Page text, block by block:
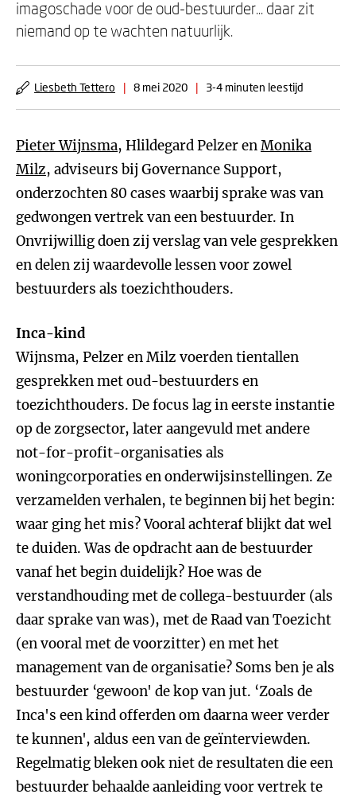
imagoschade voor de oud-bestuurder... daar zit
niemand op te wachten natuurlijk.
Liesbeth Tettero | 8 mei 2020 | 3-4 minuten leestijd
Pieter Wijnsma, Hlildegard Pelzer enMonika
Milz, adviseurs bij Governance Support,
onderzochten 80 cases waarbij sprake was van
gedwongen vertrek van een bestuurder. In
Onvrijwillig doen zij verslag van vele gesprekken
en delen zij waardevolle lessen voor zowel
bestuurders als toezichthouders.
Inca-kind
Wijnsma, Pelzer en Milz voerden tientallen
gesprekken met oud-bestuurders en
toezichthouders. De focus lag in eerste instantie
op de zorgsector, later aangevuld met andere
not-for-profit-organisaties als
woningcorporaties en onderwijsinstellingen. Ze
verzamelden verhalen, te beginnen bij het begin:
waar ging het mis? Vooral achteraf blijkt dat wel
te duiden. Was de opdracht aan de bestuurder
vanaf het begin duidelijk? Hoe was de
verstandhouding met de collega-bestuurder (als
daar sprake van was), met de Raad van Toezicht
(en vooral met de voorzitter) en met het
management van de organisatie? Soms ben je als
bestuurder ‘gewoon' de kop van jut. ‘Zoals de
Inca's een kind offerden om daarna weer verder
te kunnen', aldus een van de geïnterviewden.
Regelmatig bleken ook niet de resultaten die een
bestuurder behaalde aanleiding voor vertrek te